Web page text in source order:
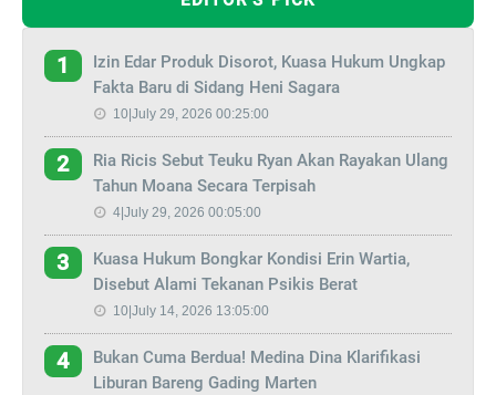
1
Izin Edar Produk Disorot, Kuasa Hukum Ungkap
Fakta Baru di Sidang Heni Sagara
10|July 29, 2026 00:25:00
2
Ria Ricis Sebut Teuku Ryan Akan Rayakan Ulang
Tahun Moana Secara Terpisah
4|July 29, 2026 00:05:00
3
Kuasa Hukum Bongkar Kondisi Erin Wartia,
Disebut Alami Tekanan Psikis Berat
10|July 14, 2026 13:05:00
4
Bukan Cuma Berdua! Medina Dina Klarifikasi
Liburan Bareng Gading Marten